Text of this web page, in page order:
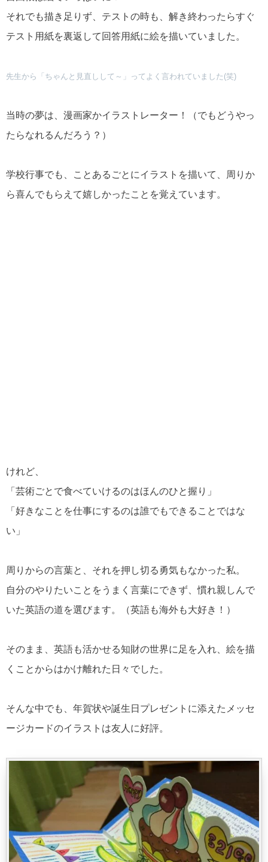
それでも描き足りず、テストの時も、解き終わったらすぐ
テスト用紙を裏返して回答用紙に絵を描いていました。
先生から「ちゃんと見直しして～」ってよく言われていました(笑)
当時の夢は、漫画家かイラストレーター！（でもどうやっ
たらなれるんだろう？）
学校行事でも、ことあるごとにイラストを描いて、周りか
ら喜んでもらえて嬉しかったことを覚えています。
けれど、
「芸術ごとで食べていけるのはほんのひと握り」
「好きなことを仕事にするのは誰でもできることではな
い」
周りからの言葉と、それを押し切る勇気もなかった私。
自分のやりたいことをうまく言葉にできず、慣れ親しんで
いた英語の道を選びます。（英語も海外も大好き！）
そのまま、英語も活かせる知財の世界に足を入れ、絵を描
くことからはかけ離れた日々でした。
そんな中でも、年賀状や誕生日プレゼントに添えたメッセ
ージカードのイラストは友人に好評。